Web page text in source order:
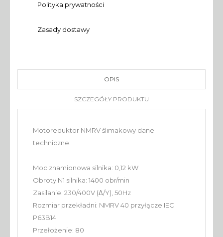
Polityka prywatności
Zasady dostawy
OPIS
SZCZEGÓŁY PRODUKTU
Motoreduktor NMRV ślimakowy dane
techniczne:
Moc znamionowa silnika: 0,12 kW
Obroty N1 silnika: 1400 obr/min
Zasilanie: 230/400V (Δ/Y), 50Hz
Rozmiar przekładni: NMRV 40 przyłącze IEC
P63B14
Przełożenie: 80